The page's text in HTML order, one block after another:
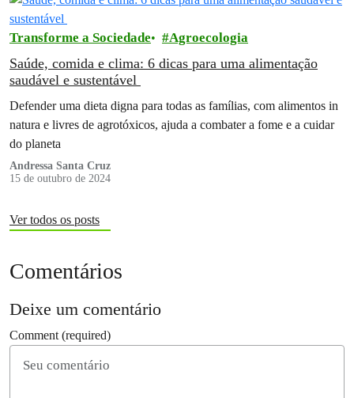
Transforme a Sociedade Agroecologia
Saúde, comida e clima: 6 dicas para uma alimentação
saudável e sustentável
Defender uma dieta digna para todas as famílias, com alimentos in
natura e livres de agrotóxicos, ajuda a combater a fome e a cuidar
do planeta
Andressa Santa Cruz
15 de outubro de 2024
Ver todos os posts
Comentários
Deixe um comentário
Comment (required)